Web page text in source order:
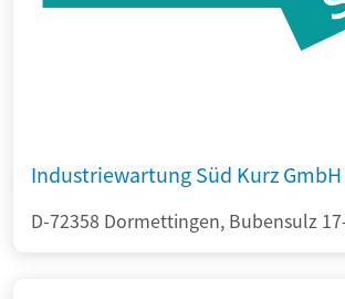
Industriewartung Süd Kurz GmbH
D-72358 Dormettingen, Bubensulz